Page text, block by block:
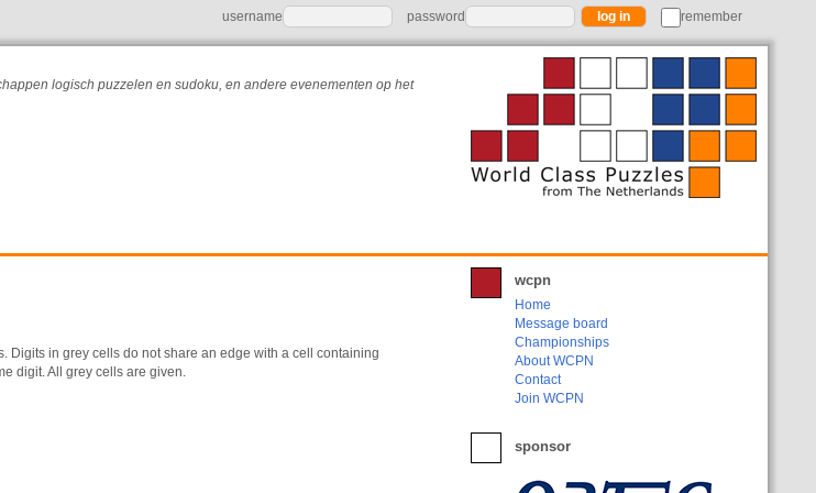
username password remember
logisch puzzelen en sudoku, en andere evenementen op het
Digits in grey cells do not share an edge with a cell containing
digit. All grey cells are given.
wcpn
Home
Message board
Championships
About WCPN
Contact
Join WCPN
sponsor